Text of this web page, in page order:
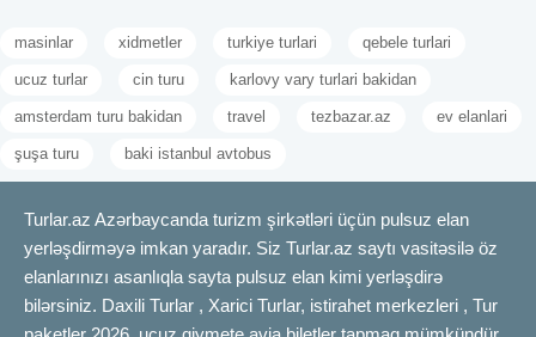
masinlar xidmetler turkiye turlari qebele turlari
ucuz turlar cin turu karlovy vary turlari bakidan
amsterdam turu bakidan travel tezbazar.az ev elanlari
şuşa turu baki istanbul avtobus
Turlar.az Azərbaycanda turizm şirkətləri üçün pulsuz elan
yerləşdirməyə imkan yaradır. Siz Turlar.az saytı vasitəsilə öz
elanlarınızı asanlıqla sayta pulsuz elan kimi yerləşdirə
bilərsiniz. Daxili Turlar , Xarici Turlar, istirahet merkezleri , Tur